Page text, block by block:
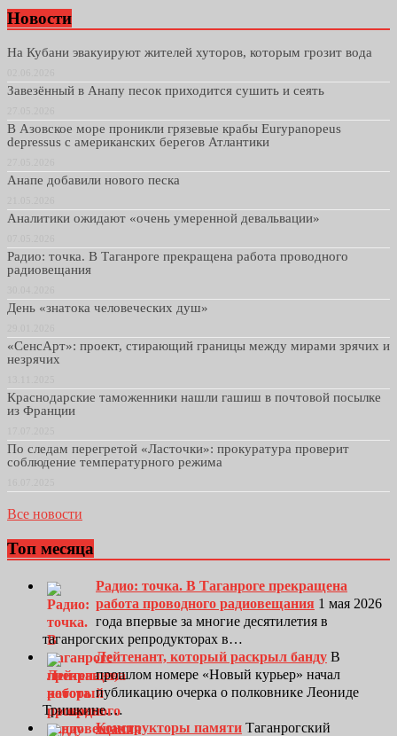
Новости
На Кубани эвакуируют жителей хуторов, которым грозит вода
Завезённый в Анапу песок приходится сушить и сеять
В Азовское море проникли грязевые крабы Eurypanopeus
depressus с американских берегов Атлантики
Анапе добавили нового песка
Аналитики ожидают «очень умеренной девальвации»
Радио: точка. В Таганроге прекращена работа проводного
радиовещания
День «знатока человеческих душ»
«СенсАрт»: проект, стирающий границы между мирами зрячих и
незрячих
Краснодарские таможенники нашли гашиш в почтовой посылке
из Франции
По следам перегретой «Ласточки»: прокуратура проверит
соблюдение температурного режима
Все новости
Топ месяца
Радио: точка. В Таганроге прекращена
работа проводного радиовещания 1 мая 2026
года впервые за многие десятилетия в
таганрогских репродукторах в…
Лейтенант, который раскрыл банду В
прошлом номере «Новый курьер» начал
публикацию очерка о полковнике Леониде
Тришкине.…
Конструкторы памяти Таганрогский